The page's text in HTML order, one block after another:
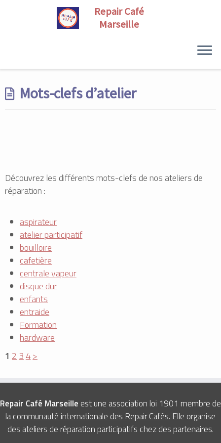
to
contentMots-clefs d’atelier
Découvrez les différents mots-clefs de nos ateliers de
réparation :
aspirateur
atelier participatif
bouilloire
cafetière
centrale vapeur
disque dur
enfants
entraide
Formation
hardware
1 2 3 4>
Repair Café Marseille est une association loi 1901 membre de
lacommunauté internationale des Repair Cafés. Elle organise
des ateliers de réparation participatifs chez des partenaires.